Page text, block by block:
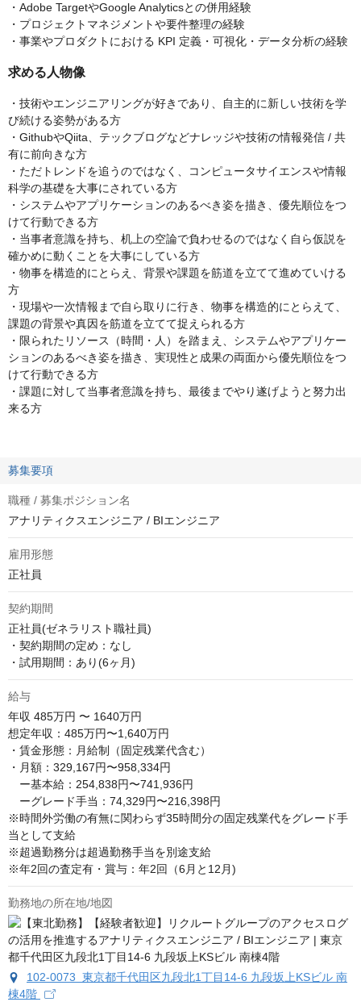
・Adobe TargetやGoogle Analyticsとの併用経験
・プロジェクトマネジメントや要件整理の経験
・事業やプロダクトにおける KPI 定義・可視化・データ分析の経験
求める人物像
・技術やエンジニアリングが好きであり、自主的に新しい技術を学
び続ける姿勢がある方
・GithubやQiita、テックブログなどナレッジや技術の情報発信 / 共
有に前向きな方
・ただトレンドを追うのではなく、コンピュータサイエンスや情報
科学の基礎を大事にされている方
・システムやアプリケーションのあるべき姿を描き、優先順位をつ
けて行動できる方
・当事者意識を持ち、机上の空論で負わせるのではなく自ら仮説を
確かめに動くことを大事にしている方
・物事を構造的にとらえ、背景や課題を筋道を立てて進めていける
方
・現場や一次情報まで自ら取りに行き、物事を構造的にとらえて、
課題の背景や真因を筋道を立てて捉えられる方
・限られたリソース（時間・人）を踏まえ、システムやアプリケー
ションのあるべき姿を描き、実現性と成果の両面から優先順位をつ
けて行動できる方
・課題に対して当事者意識を持ち、最後までやり遂げようと努力出
来る方
募集要項
職種 / 募集ポジション名
アナリティクスエンジニア / BIエンジニア
雇用形態
正社員
契約期間
正社員(ゼネラリスト職社員)
・契約期間の定め：なし
・試用期間：あり(6ヶ月)
給与
年収 485万円 〜 1640万円
想定年収：485万円〜1,640万円
・賃金形態：月給制（固定残業代含む）
・月額：329,167円〜958,334円
ー基本給：254,838円〜741,936円
ーグレード手当：74,329円〜216,398円
※時間外労働の有無に関わらず35時間分の固定残業代をグレード手
当として支給
※超過勤務分は超過勤務手当を別途支給
※年2回の査定有・賞与：年2回（6月と12月)
勤務地の所在地/地図
102-0073 東京都千代田区九段北1丁目14-6 九段坂上KSビル 南
棟4階